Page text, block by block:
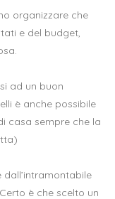
organizzare che
e del budget,
ad un buon
è anche possibile
casa sempre che la
è che scelto un